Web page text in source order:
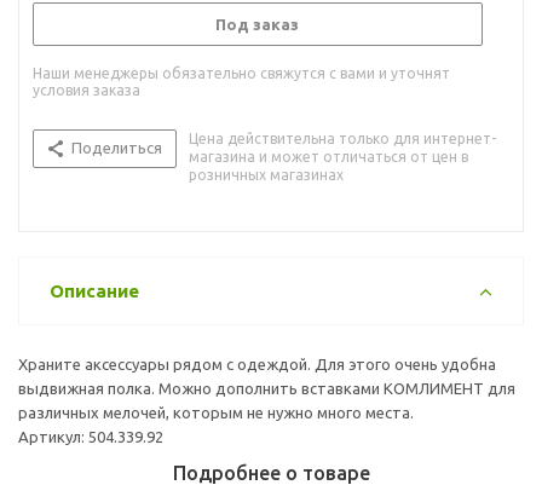
Под заказ
Наши менеджеры обязательно свяжутся с вами и уточнят
условия заказа
Поделиться
Цена действительна только для интернет-
магазина и может отличаться от цен в
розничных магазинах
Описание
Храните аксессуары рядом с одеждой. Для этого очень удобна
выдвижная полка. Можно дополнить вставками КОМЛИМЕНТ для
различных мелочей, которым не нужно много места.
Артикул: 504.339.92
Подробнее о товаре